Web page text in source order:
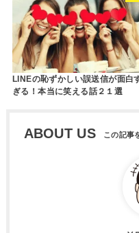
LINEの恥ずかしい誤送信が面白
ぎる！本当に笑える話２１選
ABOUT US